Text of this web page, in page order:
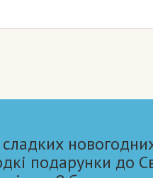
сладких
подарунки до